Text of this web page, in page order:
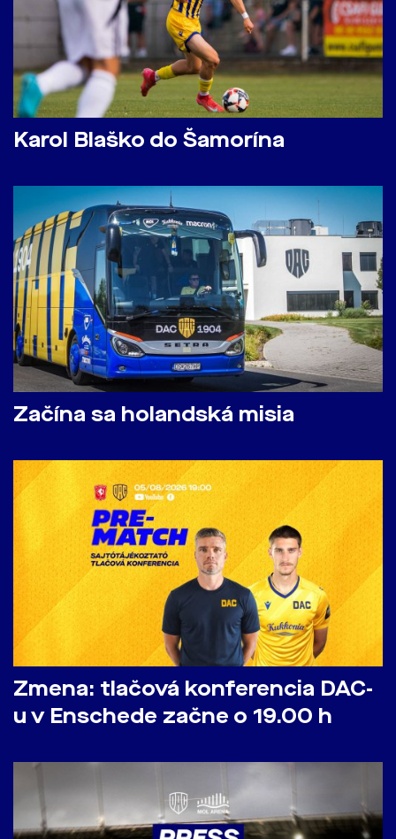
Karol Blaško do Šamorína
Začína sa holandská misia
Zmena: tlačová konferencia DAC-
u v Enschede začne o 19.00 h